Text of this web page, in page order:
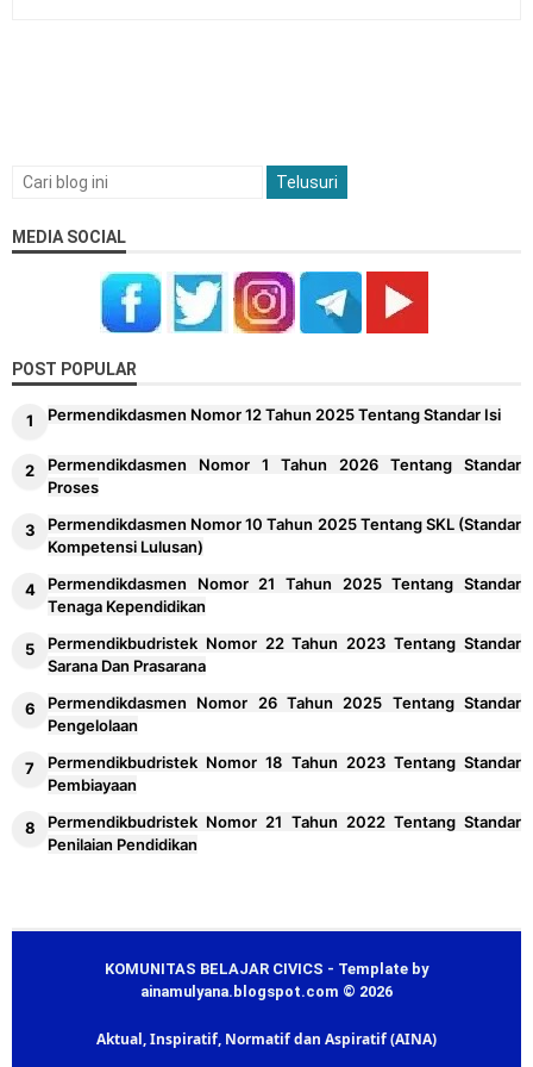
MEDIA SOCIAL
POST POPULAR
Permendikdasmen Nomor 12 Tahun 2025 Tentang Standar Isi
Permendikdasmen Nomor 1 Tahun 2026 Tentang Standar
Proses
Permendikdasmen Nomor 10 Tahun 2025 Tentang SKL (Standar
Kompetensi Lulusan)
Permendikdasmen Nomor 21 Tahun 2025 Tentang Standar
Tenaga Kependidikan
Permendikbudristek Nomor 22 Tahun 2023 Tentang Standar
Sarana Dan Prasarana
Permendikdasmen Nomor 26 Tahun 2025 Tentang Standar
Pengelolaan
Permendikbudristek Nomor 18 Tahun 2023 Tentang Standar
Pembiayaan
Permendikbudristek Nomor 21 Tahun 2022 Tentang Standar
Penilaian Pendidikan
KOMUNITAS BELAJAR CIVICS - Template by
ainamulyana.blogspot.com © 2026
Aktual, Inspiratif, Normatif dan Aspiratif (AINA)